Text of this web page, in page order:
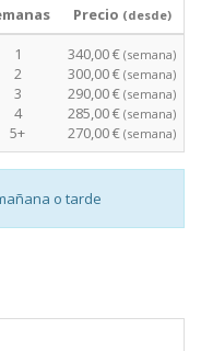
Precio (desde)
1
2
3
4
5+
340,00 € (semana)
300,00 € (semana)
290,00 € (semana)
285,00 € (semana)
270,00 € (semana)
o tarde